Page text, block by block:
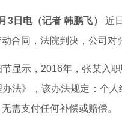
3日电（记者 韩鹏飞）
近
合同，法院判决，公司对
示，2016年，张某入职
办法》，该办法规定：个
需支付任何补偿或赔偿。